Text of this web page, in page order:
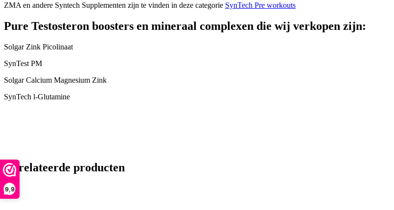
9,9
ZMA en andere Syntech Supplementen zijn te vinden in deze categorie SynTech Pre workouts
Pure Testosteron boosters en mineraal complexen die wij verkopen zijn:
Solgar Zink Picolinaat
SynTest PM
Solgar Calcium Magnesium Zink
SynTech l-Glutamine
Gerelateerde producten